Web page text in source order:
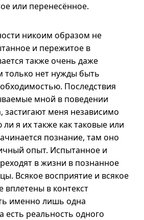
или перенесённое.
никоим образом не
и пережитое в
также очень даже
нет нужды быть
Последствия
мной в поведении
застигают меня независимо
ли я ихтакже как таковые или
познание, там оно
опыт. Испытанное и
в жизни в познанное
Всякое восприятие и всякое
в контекст
именно лишь одна
есть реальность одного